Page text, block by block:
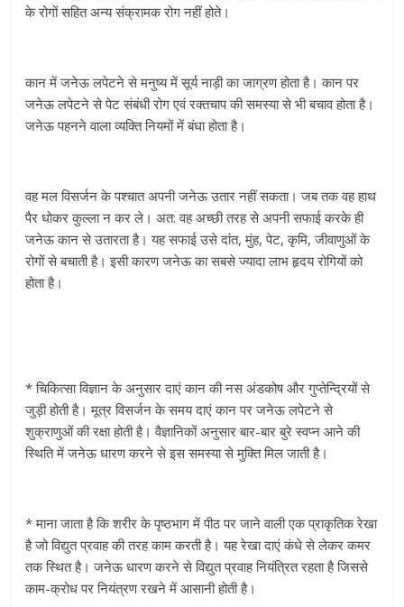
के रोगों सहित अन्य संक्रामक रोग नहीं होते।
कान में जनेऊ लपेटने से मनुष्य में सूर्य नाड़ी का जाग्रण होता है। कान पर
जनेऊ लपेटने से पेट संबंधी रोग एवं रक्तचाप की समस्या से भी बचाव होता है।
जनेऊ पहनने वाला व्यक्ति नियमों में बंधा होता है।
वह मल विसर्जन के पश्चात अपनी जनेऊ उतार नहीं सकता। जब तक वह हाथ
पैर धोकर कुल्ला न कर ले। अत: वह अच्छी तरह से अपनी सफाई करके ही
जनेऊ कान से उतारता है। यह सफाई उसे दांत, मुंह, पेट, कृमि, जीवाणुओं के
रोगों से बचाती है। इसी कारण जनेऊ का सबसे ज्यादा लाभ हृदय रोगियों को
होता है।
* चिकित्सा विज्ञान के अनुसार दाएं कान की नस अंडकोष और गुप्तेन्द्रियों से
जुड़ी होती है। मूत्र विसर्जन के समय दाएं कान पर जनेऊ लपेटने से
शुक्राणुओं की रक्षा होती है। वैज्ञानिकों अनुसार बार-बार बुरे स्वप्न आने की
स्थिति में जनेऊ धारण करने से इस समस्या से मुक्ति मिल जाती है।
* माना जाता है कि शरीर के पृष्ठभाग में पीठ पर जाने वाली एक प्राकृतिक रेखा
है जो विद्युत प्रवाह की तरह काम करती है। यह रेखा दाएं कंधे से लेकर कमर
तक स्थित है। जनेऊ धारण करने से विद्युत प्रवाह नियंत्रित रहता है जिससे
काम-क्रोध पर नियंत्रण रखने में आसानी होती है।